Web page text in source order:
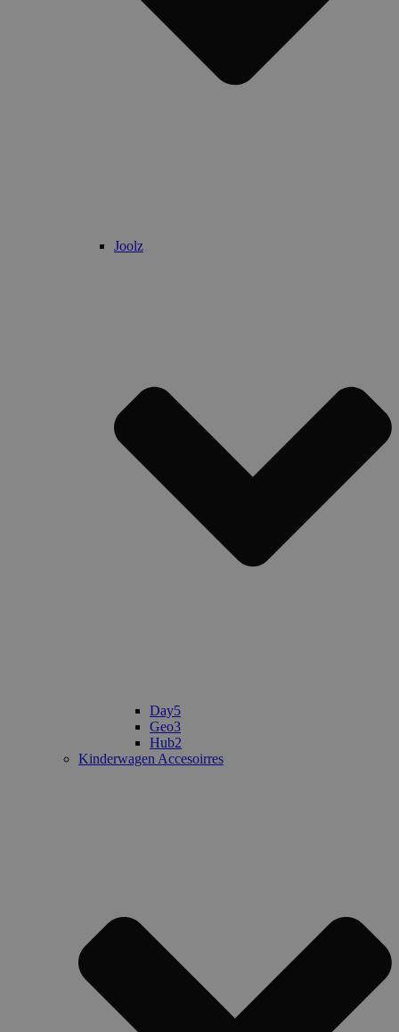
Joolz
Day5
Geo3
Hub2
Kinderwagen Accesoirres